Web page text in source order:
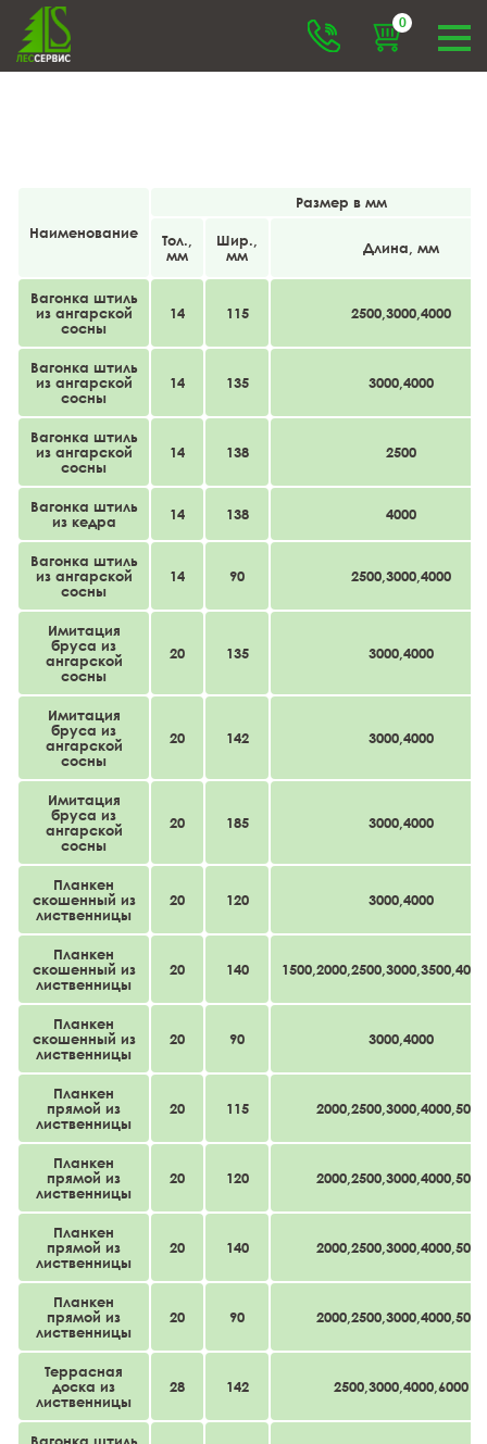
0
Наименование
Размер в мм
Тол.,
мм
Шир.,
мм
Длина, мм
Вагонка штиль
из ангарской
сосны
14 115 2500,3000,4000
Вагонка штиль
из ангарской
сосны
14 135 3000,4000
Вагонка штиль
из ангарской
сосны
14 138 2500
Вагонка штиль
из кедра
14 138 4000
Вагонка штиль
из ангарской
сосны
14 90 2500,3000,4000
Имитация
бруса из
ангарской
сосны
20 135 3000,4000
Имитация
бруса из
ангарской
сосны
20 142 3000,4000
Имитация
бруса из
ангарской
сосны
20 185 3000,4000
Планкен
скошенный из
лиственницы
20 120 3000,4000
Планкен
скошенный из
лиственницы
20 140
Планкен
скошенный из
лиственницы
20 90 3000,4000
Планкен
прямой из
лиственницы
20 115 2000,2500,3000,4000,5000
Планкен
прямой из
лиственницы
20 120 2000,2500,3000,4000,5000
Планкен
прямой из
лиственницы
20 140 2000,2500,3000,4000,5000
Планкен
прямой из
лиственницы
20 90 2000,2500,3000,4000,5000
Террасная
доска из
лиственницы
28 142 2500,3000,4000,6000